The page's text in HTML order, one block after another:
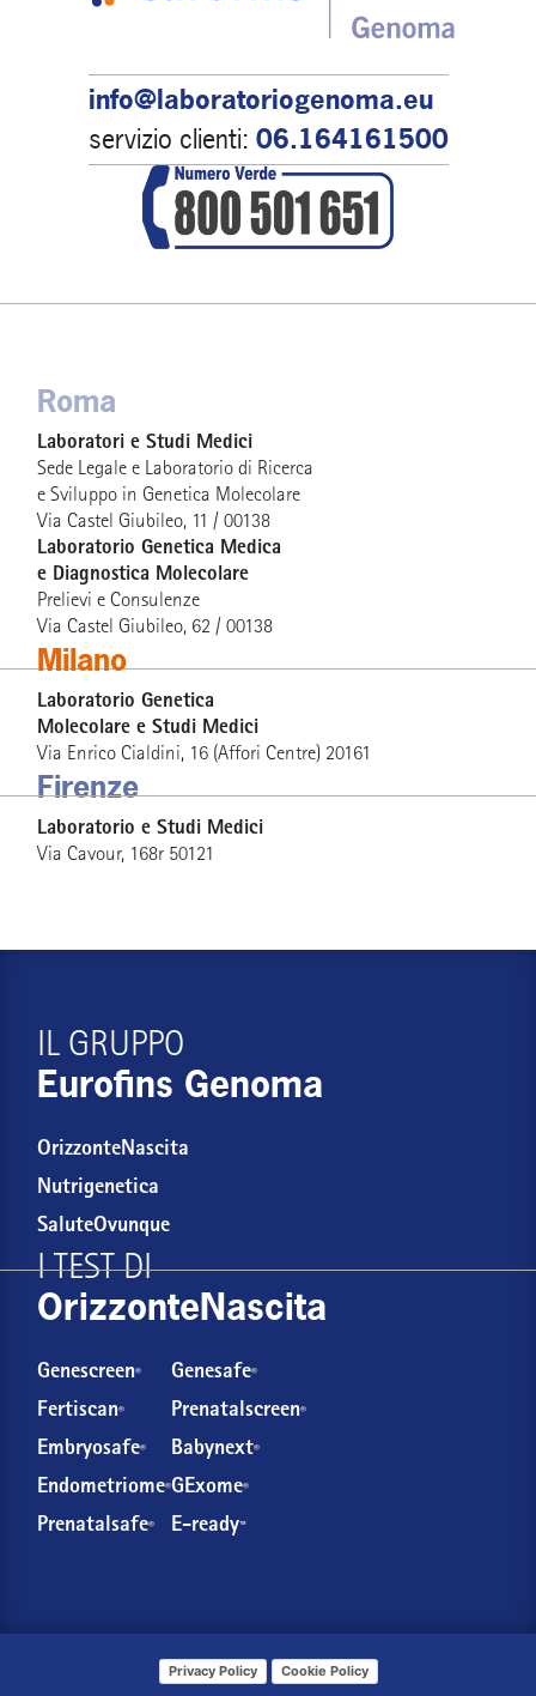
info@laboratoriogenoma.eu
servizio clienti: 06.164161500
Roma
Laboratori e Studi Medici
Sede Legale e Laboratorio di Ricerca
e Sviluppo in Genetica Molecolare
Via Castel Giubileo, 11 / 00138
Laboratorio Genetica Medica
e Diagnostica Molecolare
Prelievi e Consulenze
Via Castel Giubileo, 62 / 00138
Milano
Laboratorio Genetica
Molecolare e Studi Medici
Via Enrico Cialdini, 16 (Affori Centre) 20161
Firenze
Laboratorio e Studi Medici
Via Cavour, 168r 50121
IL GRUPPO
Eurofins Genoma
OrizzonteNascita
Nutrigenetica
SaluteOvunque
I TEST DI
OrizzonteNascita
Genescreen®
Fertiscan®
Embryosafe®
Endometriome®
Prenatalsafe®
Genesafe®
Prenatalscreen®
Babynext®
GExome®
E-ready™
Privacy Policy Cookie Policy